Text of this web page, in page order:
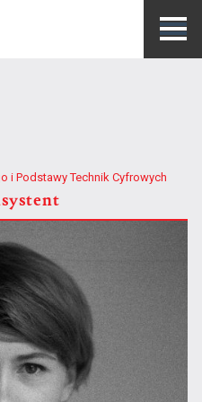
wydziału
Roku
studiów
i Podstawy Technik Cyfrowych